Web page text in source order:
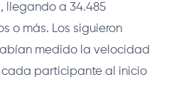
llegando a 34.485
o más. Los siguieron
medido la velocidad
participante al inicio